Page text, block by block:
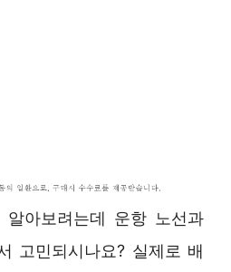
아보려는데 운항 노선과
고민되시나요? 실제로 배